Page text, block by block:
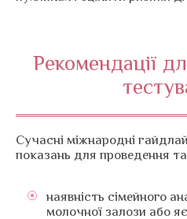
Рекомендації
Сучасні міжнародні
показань для проведення
наявність сімейного
молочної залози або